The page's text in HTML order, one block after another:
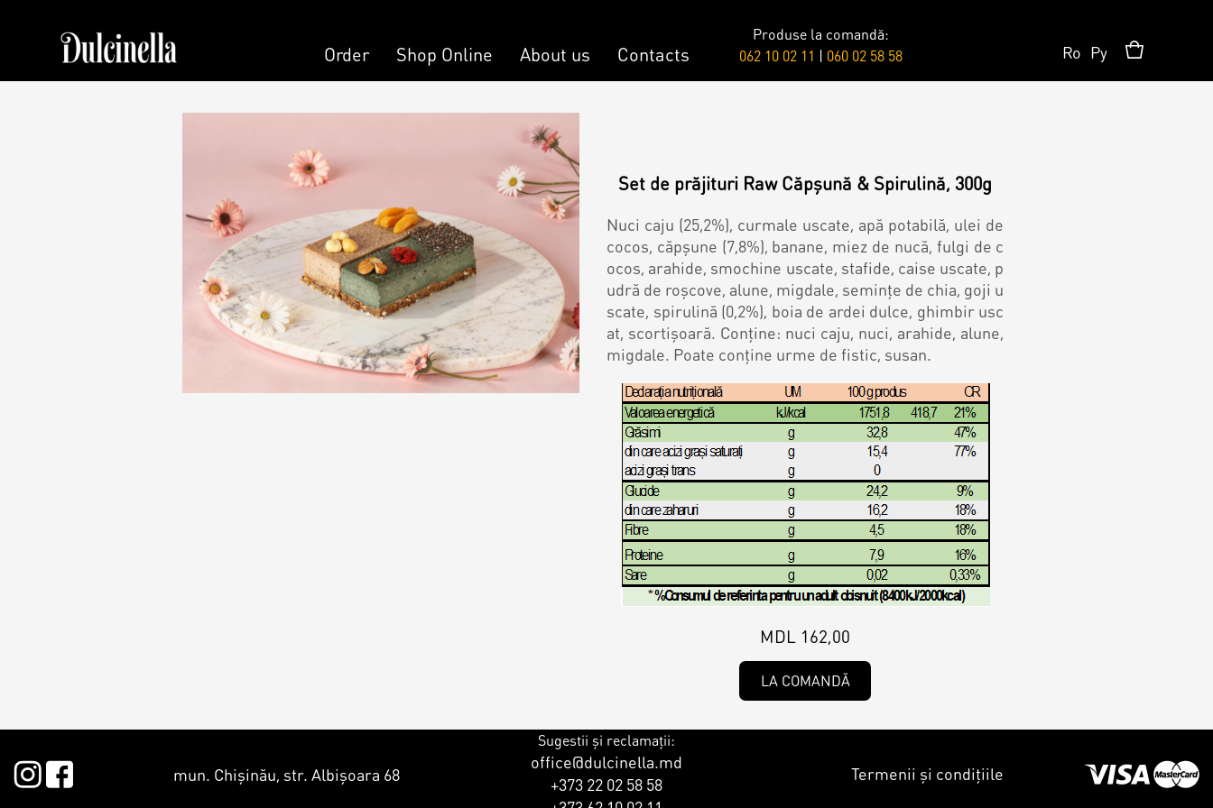
Order
Candy Bar
Personalized Desserts
Kalach
Shop Online
Pastry
Cake (Slice)
Dessert
Raw & Vegan
Cakes Topper
Candles
About us Contacts
Produse la comandă:
062 10 02 11 | 060 02 58 58 Ro Ру
Set de prăjituri Raw Căpșună & Spirulină, 300g
Nuci caju (25,2%), curmale uscate, apă potabilă, ulei de
cocos, căpșune (7,8%), banane, miez de nucă, fulgi de c
ocos, arahide, smochine uscate, stafide, caise uscate, p
udră de roşcove, alune, migdale, semințe de chia, goji u
scate, spirulină (0,2%), boia de ardei dulce, ghimbir usc
at, scortișoară. Conține: nuci caju, nuci, arahide, alune,
migdale. Poate conține urme de fistic, susan.
MDL 162,00
LA COMANDĂ
mun. Chișinău, str. Albișoara 68
Sugestii și reclamații:
office@dulcinella.md
+373 22 02 58 58
Termenii și condițiile